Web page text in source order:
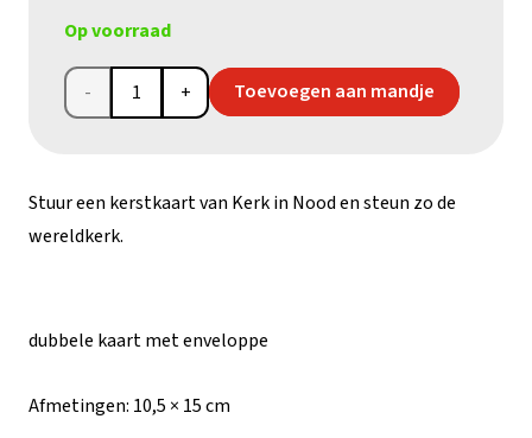
Op voorraad
Kerstkaart
-
aantal
Toevoegen aan mandje
Stuur een kerstkaart van Kerk in Nood en steun zo de
wereldkerk.
dubbele kaart met enveloppe
Afmetingen: 10,5 × 15 cm